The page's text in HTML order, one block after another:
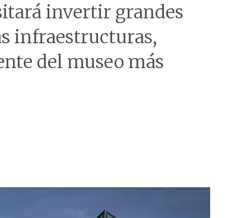
invertir grandes
infraestructuras,
del museo más